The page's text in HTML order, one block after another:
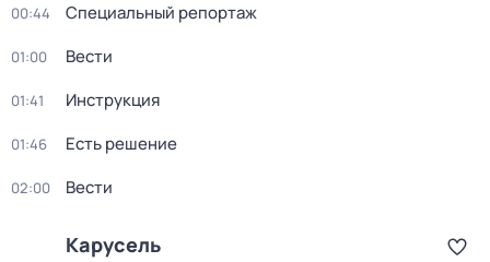
00:44 Специальный репортаж
01:00 Вести
01:41 Инструкция
01:46 Есть решение
02:00 Вести
Карусель